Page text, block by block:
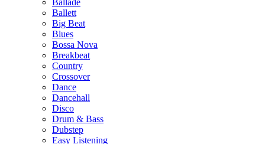
Ballade
Ballett
Big Beat
Blues
Bossa Nova
Breakbeat
Country
Crossover
Dance
Dancehall
Disco
Drum & Bass
Dubstep
Easy Listening